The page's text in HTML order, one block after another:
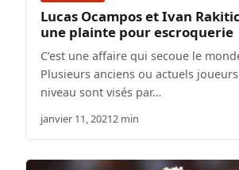
Lucas Ocampos et Ivan
une plainte pour escroquerie
C’est une affaire qui secoue le
Plusieurs anciens ou actuels
niveau sont visés par…
janvier 11, 20212 min